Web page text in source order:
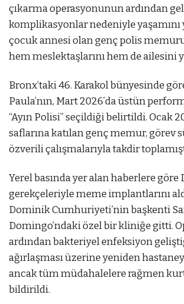
çıkarma operasyonunun ardından
komplikasyonlar nedeniyle yaşamını
çocuk annesi olan genç polis
hem meslektaşlarını hem de ailesini
Bronx’taki 46. Karakol bünyesinde
Paula’nın, Mart 2026’da üstün
“Ayın Polisi” seçildiği belirtildi. Ocak
saflarına katılan genç memur, görev
özverili çalışmalarıyla takdir
Yerel basında yer alan haberlere göre
gerekçeleriyle meme implantlarını
Dominik Cumhuriyeti’nin başkenti
Domingo’ndaki özel bir kliniğe gitti.
ardından bakteriyel enfeksiyon
ağırlaşması üzerine yeniden
ancak tüm müdahalelere rağmen
bildirildi.